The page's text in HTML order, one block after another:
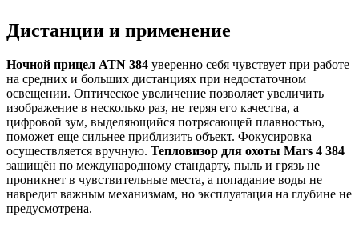
Дистанции и применение
Ночной прицел ATN 384 уверенно себя чувствует при работе
на средних и больших дистанциях при недостаточном
освещении. Оптическое увеличение позволяет увеличить
изображение в несколько раз, не теряя его качества, а
цифровой зум, выделяющийся потрясающей плавностью,
поможет еще сильнее приблизить объект. Фокусировка
осуществляется вручную. Тепловизор для охоты Mars 4 384
защищён по международному стандарту, пыль и грязь не
проникнет в чувствительные места, а попадание воды не
навредит важным механизмам, но эксплуатация на глубине не
предусмотрена.